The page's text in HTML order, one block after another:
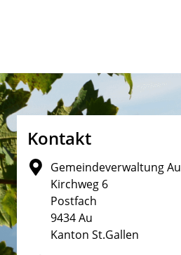
Fusszeile
Kontakt
Gemeindeverwaltung Au
Kirchweg 6
Postfach
9434 Au
Kanton St.Gallen